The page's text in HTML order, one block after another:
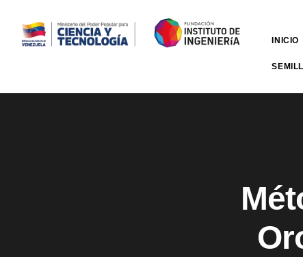
INICIO